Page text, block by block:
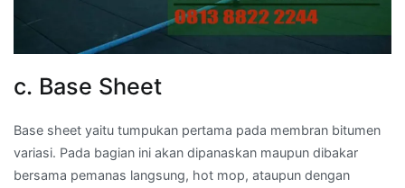
c. Base Sheet
Base sheet yaitu tumpukan pertama pada membran bitumen
variasi. Pada bagian ini akan dipanaskan maupun dibakar
bersama pemanas langsung, hot mop, ataupun dengan